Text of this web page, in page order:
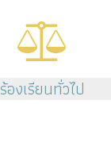
ร้องเรียนทั่วไป